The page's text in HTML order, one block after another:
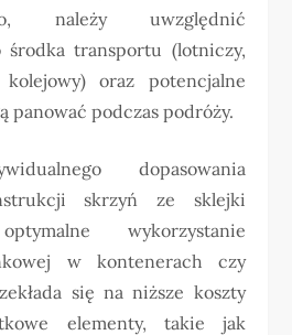
należy uwzględnić
środka transportu (lotniczy,
oraz potencjalne
panować podczas podróży.
dopasowania
skrzyń ze sklejki
wykorzystanie
w kontenerach czy
się na niższe koszty
elementy, takie jak